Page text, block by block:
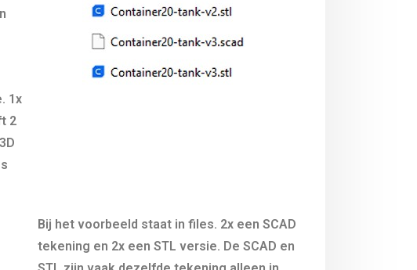
1x
2
Bij het voorbeeld staat in files. 2x een SCAD
tekening en 2x een STL versie. De SCAD en